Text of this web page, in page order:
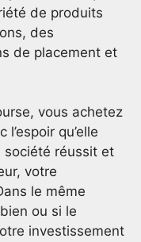
de produits
des
de placement et
vous achetez
qu’elle
société réussit et
votre
le même
ou si le
investissement